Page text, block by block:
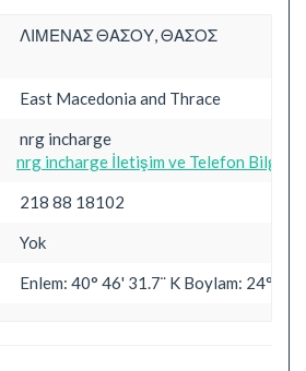
ΛΙΜΕΝΑΣ ΘΑΣΟΥ, ΘΑΣΟΣ
East Macedonia and Thrace
nrg incharge
nrg incharge İletişim ve Telefon Bilgileri
218 88 18102
Yok
Enlem: 40° 46' 31.7¨ K Boylam: 24° 41'